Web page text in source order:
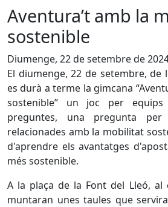
Aventura’t amb la
sostenible
Diumenge, 22 de setembre de
El diumenge, 22 de setembre, de
es durà a terme la gimcana
sostenible” un joc per
preguntes, una pregunta
relacionades amb la mobilitat
d'aprendre els avantatges
més sostenible.
A la plaça de la Font del Lleó,
muntaran unes taules que